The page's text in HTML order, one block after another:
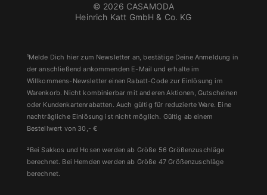
© 2026 CASAMODA
Heinrich Katt GmbH & Co. KG
¹Melde Dich hier zum Newsletter an, bestätige Deine Anmeldung in
der anschließend ankommenden E-Mail und erhalte im
Willkommens-Newsletter einen Rabatt-Code zur Einlösung im
Warenkorb. Nicht kombinierbar mit anderen Aktionen, Gutscheinen
oder Kundenkartenrabatten. Auch gültig für reduzierte Ware. Eine
nachträgliche Einlösung ist nicht möglich. Gültig ab einem
Bestellwert von 30,- €
²Bei Sakkos und Hosen werden ab Größe 56 Größenzuschläge
berechnet. Bei Hemden werden ab Größe 47 Größenzuschläge
berechnet.